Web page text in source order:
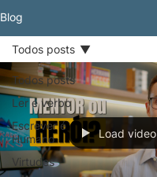
Blog
Todos posts
Ler é verbo
Escrever é
Humano
Virtudes
Todos posts
Load video